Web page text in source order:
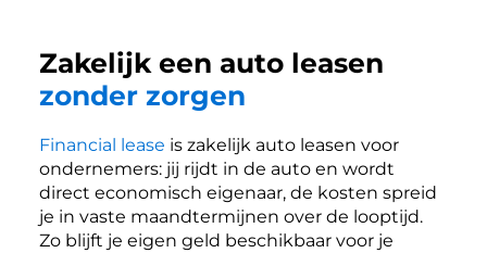
Zakelijk een auto leasen
zonder zorgen
Financial lease is zakelijk auto leasen voor
ondernemers: jij rijdt in de auto en wordt
direct economisch eigenaar, de kosten spreid
je in vaste maandtermijnen over de looptijd.
Zo blijft je eigen geld beschikbaar voor je